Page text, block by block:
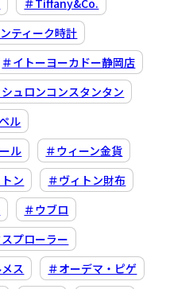
＃Tiffany&Co.
ティーク時計
＃イトーヨーカドー静岡店
ュロンコンスタンタン
ル
ル
＃ウィーン金貨
ン
＃ヴィトン財布
＃ウブロ
プローラー
ス
＃オーデマ・ピゲ